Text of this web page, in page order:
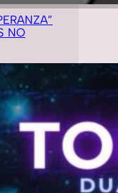
NO